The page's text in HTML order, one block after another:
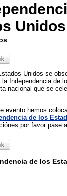
Unidos
Unidos se
Independencia de
nacional que se
evento hemos
de los
por favor pase
de los